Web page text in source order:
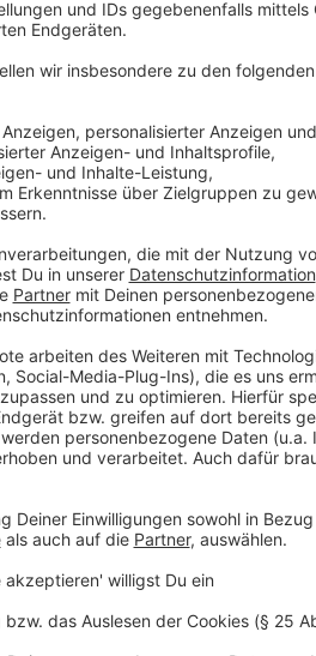
Anzeige
Anzeige
Die Kommunen in Nordrhein-
Angaben des Aktionsbündnisses
Gemeinden im vergangenen Jahr
liegt das Minus bei etwa 32
Auch der Deutsche Landkreistag
sagte vor der Jahresversammlung
handlungsunfähig zu werden.
der öffentliche Nahverkehr würden
Gebühren steigen,